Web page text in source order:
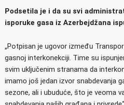
Podsetila je i da su svi
isporuke gasa iz Azerbejdžana
„Potpisan je ugovor između
gasnoj interkonekciji. Time su
svim uključenim stranama da
imamo još jedan izvor snabdevanja
sezone, ali i ubuduće, što je veoma